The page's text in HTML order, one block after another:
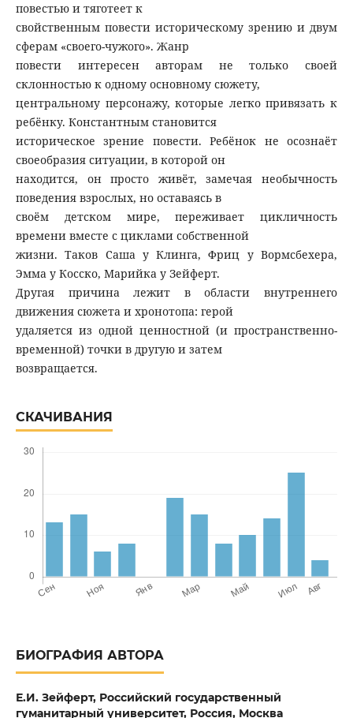
повестью и тяготеет к
свойственным повести историческому зрению и двум
сферам «своего-чужого». Жанр
повести интересен авторам не только своей
склонностью к одному основному сюжету,
центральному персонажу, которые легко привязать к
ребёнку. Константным становится
историческое зрение повести. Ребёнок не осознаёт
своеобразия ситуации, в которой он
находится, он просто живёт, замечая необычность
поведения взрослых, но оставаясь в
своём детском мире, переживает цикличность
времени вместе с циклами собственной
жизни. Таков Саша у Клинга, Фриц у Вормсбехера,
Эмма у Косско, Марийка у Зейферт.
Другая причина лежит в области внутреннего
движения сюжета и хронотопа: герой
удаляется из одной ценностной (и пространственно-
временной) точки в другую и затем
возвращается.
СКАЧИВАНИЯ
БИОГРАФИЯ АВТОРА
Е.И. Зейферт, Российский государственный
гуманитарный университет, Россия, Москва